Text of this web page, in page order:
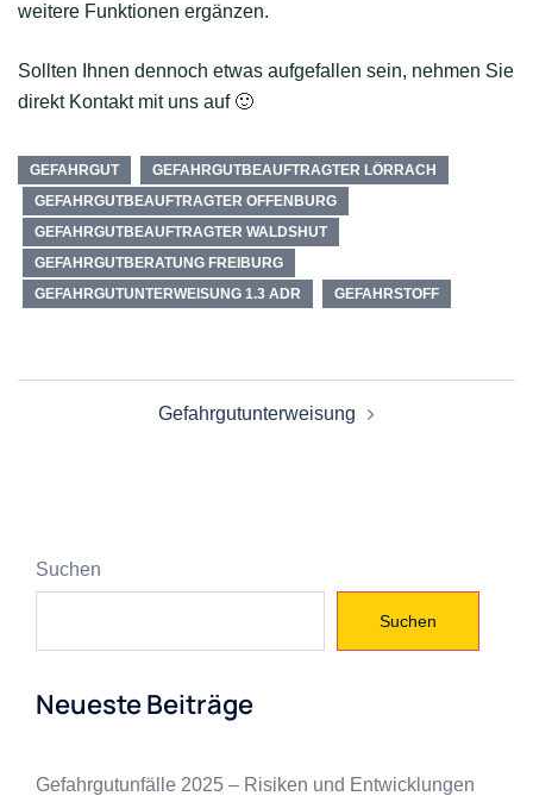
weitere Funktionen ergänzen.
Sollten Ihnen dennoch etwas aufgefallen sein, nehmen Sie
direkt Kontakt mit uns auf 🙂
GEFAHRGUT
GEFAHRGUTBEAUFTRAGTER LÖRRACH
GEFAHRGUTBEAUFTRAGTER OFFENBURG
GEFAHRGUTBEAUFTRAGTER WALDSHUT
GEFAHRGUTBERATUNG FREIBURG
GEFAHRGUTUNTERWEISUNG 1.3 ADR
GEFAHRSTOFF
Beitragsnavigation
Gefahrgutunterweisung
Suchen
Suchen
Neueste Beiträge
Gefahrgutunfälle 2025 – Risiken und Entwicklungen